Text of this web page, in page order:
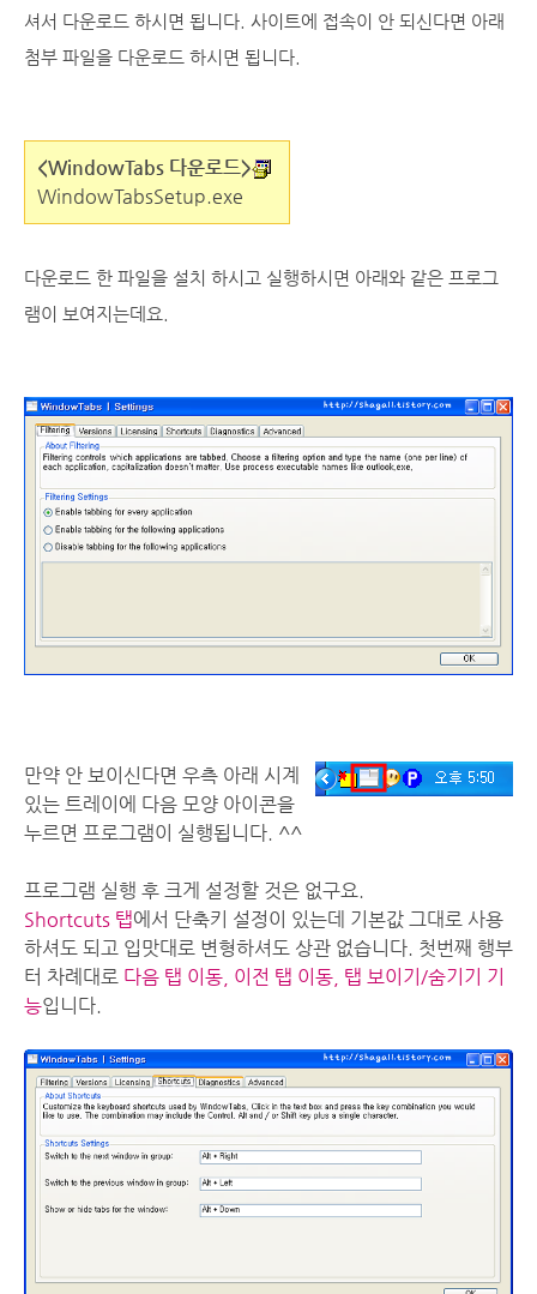
셔서 다운로드 하시면 됩니다. 사이트에 접속이 안 되신다면 아래
첨부 파일을 다운로드 하시면 됩니다.
<WindowTabs 다운로드>
WindowTabsSetup.exe
다운로드 한 파일을 설치 하시고 실행하시면 아래와 같은 프로그
램이 보여지는데요.
만약 안 보이신다면 우측 아래 시계
있는 트레이에 다음 모양 아이콘을
누르면 프로그램이 실행됩니다. ^^
프로그램 실행 후 크게 설정할 것은 없구요.
Shortcuts 탭에서 단축키 설정이 있는데 기본값 그대로 사용
하셔도 되고 입맛대로 변형하셔도 상관 없습니다. 첫번째 행부
터 차례대로 다음 탭 이동, 이전 탭 이동, 탭 보이기/숨기기 기
능입니다.